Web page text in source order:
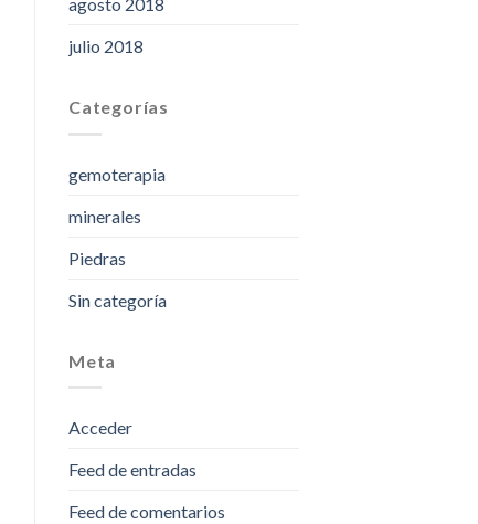
julio 2018
Categorías
gemoterapia
minerales
Piedras
Sin categoría
Meta
Acceder
Feed de entradas
Feed de comentarios